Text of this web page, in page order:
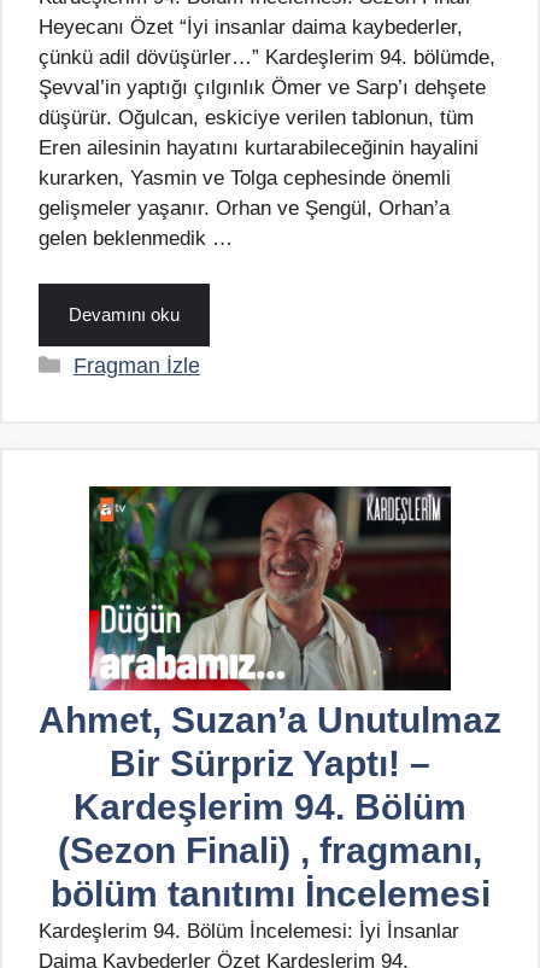
Heyecanı Özet “İyi insanlar daima kaybederler,
çünkü adil dövüşürler…” Kardeşlerim 94. bölümde,
Şevval’in yaptığı çılgınlık Ömer ve Sarp’ı dehşete
düşürür. Oğulcan, eskiciye verilen tablonun, tüm
Eren ailesinin hayatını kurtarabileceğinin hayalini
kurarken, Yasmin ve Tolga cephesinde önemli
gelişmeler yaşanır. Orhan ve Şengül, Orhan’a
gelen beklenmedik …
Devamını oku
Kategoriler
Fragman İzle
Ahmet, Suzan’a Unutulmaz
Bir Sürpriz Yaptı! –
Kardeşlerim 94. Bölüm
(Sezon Finali) , fragmanı,
bölüm tanıtımı İncelemesi
Kardeşlerim 94. Bölüm İncelemesi: İyi İnsanlar
Daima Kaybederler Özet Kardeşlerim 94.